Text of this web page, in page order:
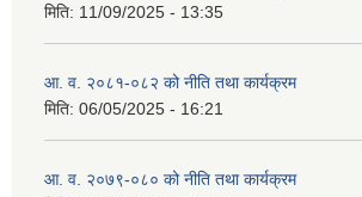
मिति: 11/09/2025 - 13:35
आ. व. २०८१-०८२ को नीति तथा कार्यक्रम
मिति: 06/05/2025 - 16:21
आ. व. २०७९-०८० को नीति तथा कार्यक्रम